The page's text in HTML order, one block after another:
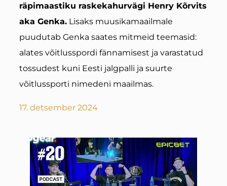
räpimaastiku raskekahurvägi Henry Kõrvits
aka Genka. Lisaks muusikamaailmale
puudutab Genka saates mitmeid teemasid:
alates võitlusspordi fännamisest ja varastatud
tossudest kuni Eesti jalgpalli ja suurte
võitlussporti nimedeni maailmas.
17. detsember 2024